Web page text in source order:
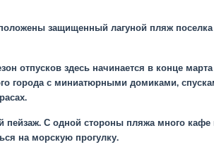
защищенный лагуной пляж
отпусков здесь начинается в конце
города с миниатюрными домиками,
С одной стороны пляжа много кафе
на морскую прогулку.